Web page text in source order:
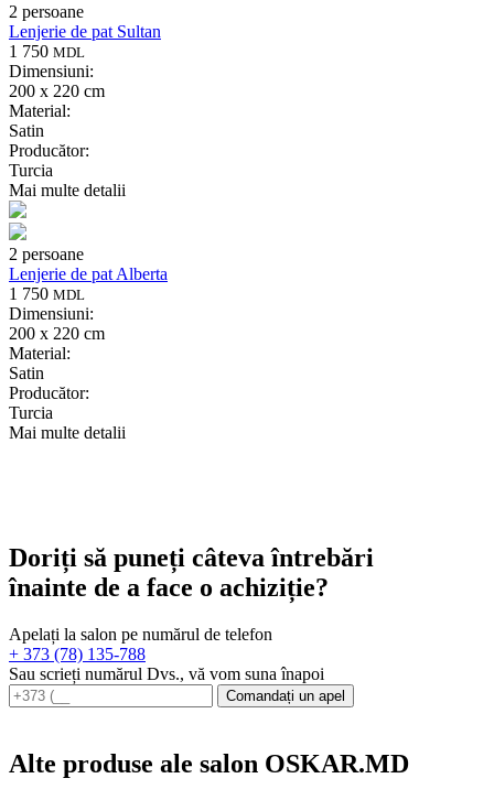
2 persoane
Lenjerie de pat Sultan
1 750 MDL
Dimensiuni:
200 x 220 cm
Material:
Satin
Producător:
Turcia
Mai multe detalii
2 persoane
Lenjerie de pat Alberta
1 750 MDL
Dimensiuni:
200 x 220 cm
Material:
Satin
Producător:
Turcia
Mai multe detalii
Doriți să puneți câteva întrebări
înainte de a face o achiziție?
Apelați la salon pe numărul de telefon
+ 373 (78) 135-788
Sau scrieți numărul Dvs., vă vom suna înapoi
Comandați un apel
Alte produse ale salon OSKAR.MD